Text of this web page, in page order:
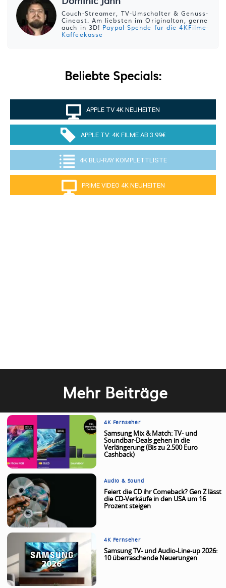
Couch-Streamer, TV-Umschalter & Genuss-
Cineast. Am liebsten im Originalton, gerne
auch in 3D! Paypal-Spende für die 4KFilme-
Kaffeekasse
Beliebte Specials:
APPLE TV 4K NEUHEITEN
APPLE TV: 4K FILME AB 3.99€
4K BLU-RAY KOMPLETTLISTE
PRIME VIDEO 4K NEUHEITEN
Mehr Beiträge
4K Fernseher
Samsung Mix & Match: TV- und
Soundbar-Deals gehen in die
Verlängerung (Bis zu 2.500 Euro
Cashback)
Audio & Sound
Feiert die CD ihr Comeback? Gen Z lässt
die CD-Verkäufe in den USA um 16
Prozent steigen
4K Fernseher
Samsung TV- und Audio-Line-up 2026:
10 überraschende Neuerungen